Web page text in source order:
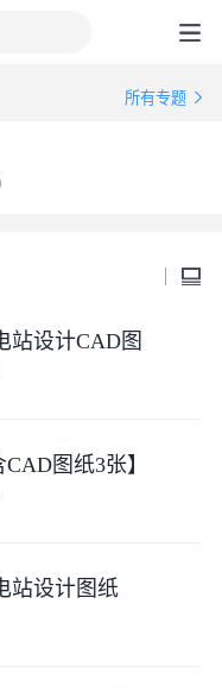
所有专题
站设计CAD图
图纸3张】
站设计图纸